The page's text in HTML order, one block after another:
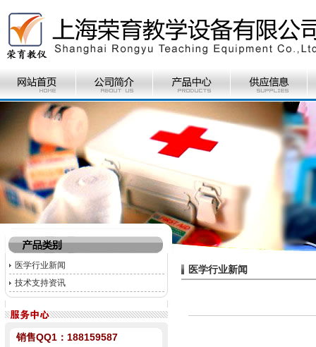
医学行业新闻
技术支持资讯
销售QQ1： 188159587
医学行业新闻